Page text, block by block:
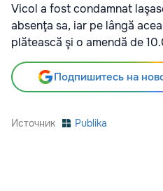
Vicol a fost condamnat
absenţa sa, iar pe lângă
plătească şi o amendă de
Подпишитесь на
Источник Publika